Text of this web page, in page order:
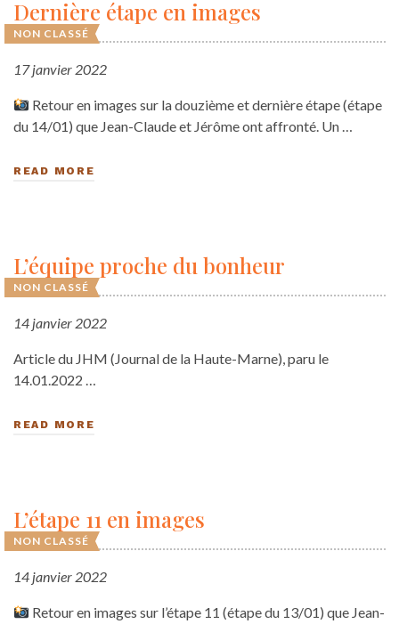
NON CLASSÉ
Dernière étape en images
17 janvier 2022
Retour en images sur la douzième et dernière étape (étape
du 14/01) que Jean-Claude et Jérôme ont affronté. Un …
READ MORE
NON CLASSÉ
L’équipe proche du bonheur
14 janvier 2022
Article du JHM (Journal de la Haute-Marne), paru le
14.01.2022 …
READ MORE
NON CLASSÉ
L’étape 11 en images
14 janvier 2022
Retour en images sur l’étape 11 (étape du 13/01) que Jean-